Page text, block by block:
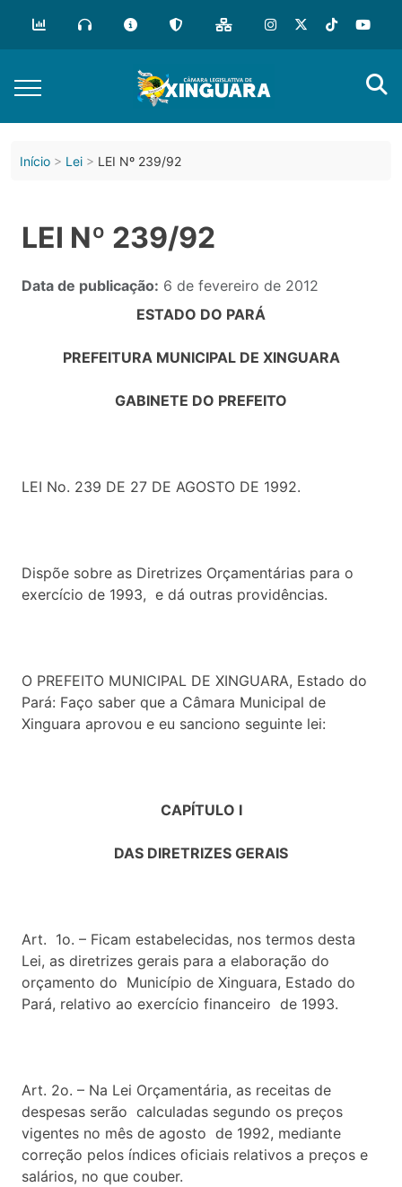
Início Lei LEI Nº 239/92
LEI Nº 239/92
Data de publicação: 6 de fevereiro de 2012
ESTADO DO PARÁ
PREFEITURA MUNICIPAL DE XINGUARA
GABINETE DO PREFEITO
LEI No. 239 DE 27 DE AGOSTO DE 1992.
Dispõe sobre as Diretrizes Orçamentárias para o
exercício de 1993, e dá outras providências.
O PREFEITO MUNICIPAL DE XINGUARA, Estado do
Pará: Faço saber que a Câmara Municipal de
Xinguara aprovou e eu sanciono seguinte lei:
CAPÍTULO I
DAS DIRETRIZES GERAIS
Art. 1o. – Ficam estabelecidas, nos termos desta
Lei, as diretrizes gerais para a elaboração do
orçamento do Município de Xinguara, Estado do
Pará, relativo ao exercício financeiro de 1993.
Art. 2o. – Na Lei Orçamentária, as receitas de
despesas serão calculadas segundo os preços
vigentes no mês de agosto de 1992, mediante
correção pelos índices oficiais relativos a preços e
salários, no que couber.